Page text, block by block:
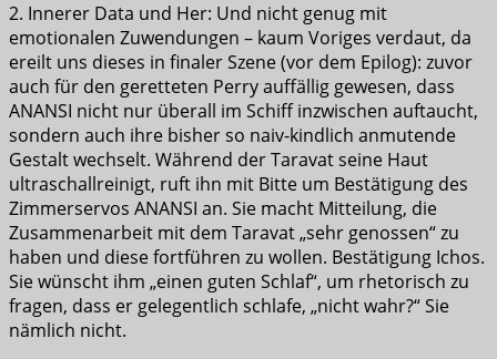
2. Innerer Data und Her: Und nicht genug mit
emotionalen Zuwendungen – kaum Voriges verdaut, da
ereilt uns dieses in finaler Szene (vor dem Epilog): zuvor
auch für den geretteten Perry auffällig gewesen, dass
ANANSI nicht nur überall im Schiff inzwischen auftaucht,
sondern auch ihre bisher so naiv-kindlich anmutende
Gestalt wechselt. Während der Taravat seine Haut
ultraschallreinigt, ruft ihn mit Bitte um Bestätigung des
Zimmerservos ANANSI an. Sie macht Mitteilung, die
Zusammenarbeit mit dem Taravat „sehr genossen“ zu
haben und diese fortführen zu wollen. Bestätigung Ichos.
Sie wünscht ihm „einen guten Schlaf“, um rhetorisch zu
fragen, dass er gelegentlich schlafe, „nicht wahr?“ Sie
nämlich nicht.